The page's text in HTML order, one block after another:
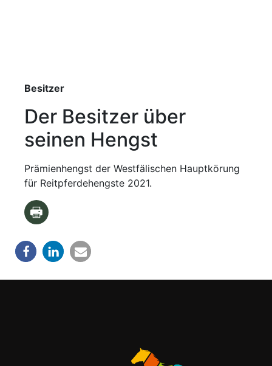
Besitzer
Der Besitzer über
seinen Hengst
Prämienhengst der Westfälischen Hauptkörung
für Reitpferdehengste 2021.